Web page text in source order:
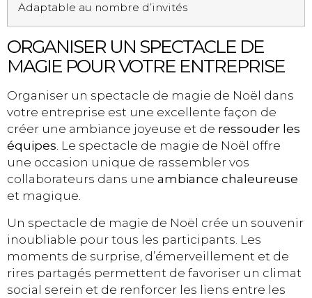
Adaptable au nombre d’invités
ORGANISER UN SPECTACLE DE
MAGIE POUR VOTRE ENTREPRISE
Organiser un spectacle de magie de Noël dans
votre entreprise est une excellente façon de
créer une ambiance joyeuse et de ressouder les
équipes. Le spectacle de magie de Noël offre
une occasion unique de rassembler vos
collaborateurs dans une ambiance chaleureuse
et magique.
Un spectacle de magie de Noël crée un souvenir
inoubliable pour tous les participants. Les
moments de surprise, d’émerveillement et de
rires partagés permettent de favoriser un climat
social serein et de renforcer les liens entre les